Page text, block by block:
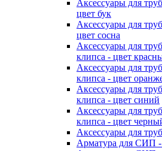
Аксессуары для
цвет бук
Аксессуары для
цвет сосна
Аксессуары для
клипса - цвет
Аксессуары для
клипса - цвет
Аксессуары для
клипса - цвет синий
Аксессуары для
клипса - цвет
Аксессуары для
Арматура для СИП -